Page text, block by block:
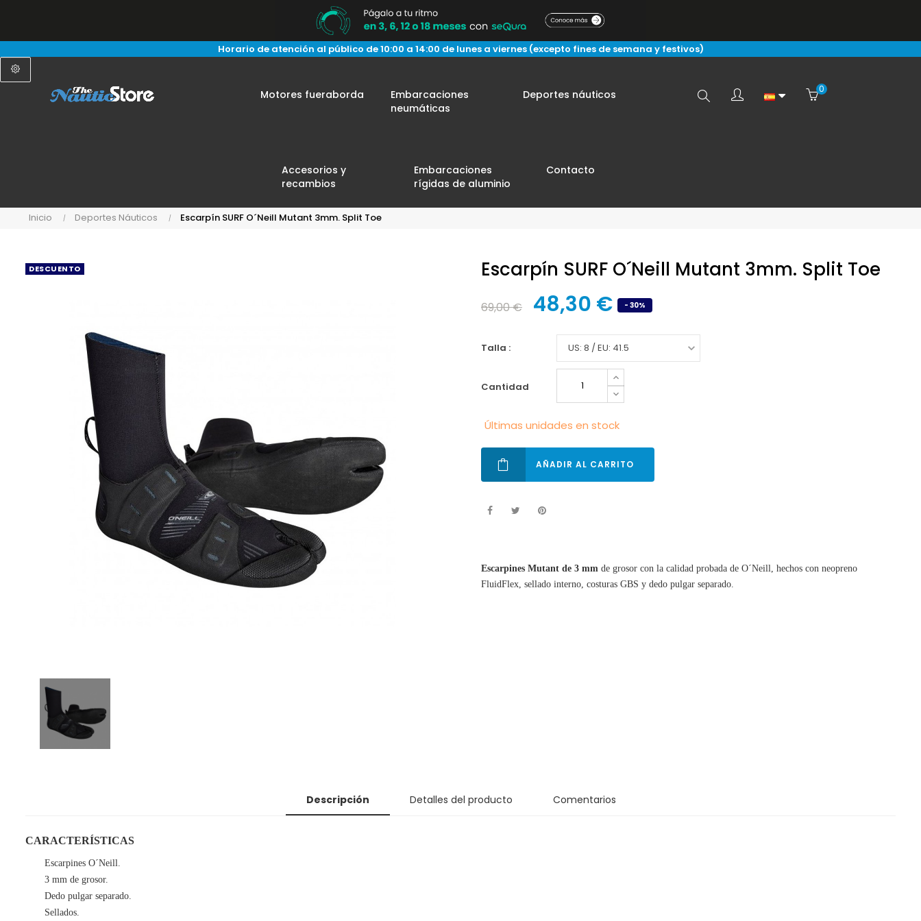
Horario de atención al público de 10:00 a 14:00 de lunes a viernes (excepto fines de semana y festivos)
Motores fueraborda
Embarcaciones
neumáticas
Deportes náuticos
Accesorios y
recambios
Embarcaciones
rígidas de aluminio
Contacto
Buscar 0
Inicio Deportes Náuticos Escarpín SURF O´Neill Mutant 3mm. Split Toe
DESCUENTO Escarpín SURF O´Neill Mutant 3mm. Split Toe
69,00 € 48,30 € - 30%
talla :
cantidad
Últimas unidades en stock
AÑADIR AL CARRITO
Escarpines Mutant de 3 mm de grosor con la calidad probada de O´Neill, hechos con neopreno
FluidFlex, sellado interno, costuras GBS y dedo pulgar separado.
Descripción Detalles del producto Comentarios
CARACTERÍSTICAS
Escarpines O´Neill.
3 mm de grosor.
Dedo pulgar separado.
Sellados.